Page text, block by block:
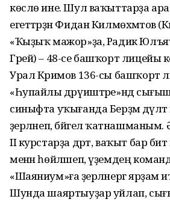
көслө ине. Шул ваҡыттарҙа
егеттәрҙән Фидан Килмөхәмәтов
«Ҡыҙыҡ мажор»ҙа, Радик
Грей) – 48-се баш­ҡорт лицейы
Урал Кәримов 136-сы баш­ҡорт
«Һупайлы дәрүиштәре»ндә
синыфта уҡығанда Берҙәм
әҙерләнеп, бәйгелә
II курстарҙа дәрт, ваҡыт бар
менән һөйләшеп, үҙемдең
«Шаяниум»ға әҙерләнергә ярҙам
Шунда шаяртыу­ҙар уйлап,